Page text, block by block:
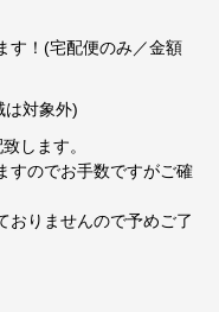
す！(宅配便のみ／金額
は対象外)
します。
すのでお手数ですがご確
おりませんので予めご了